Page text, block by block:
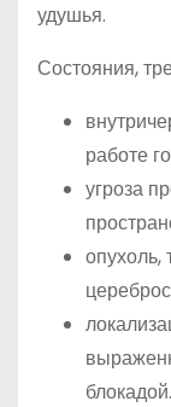
удушья.
Состояния,
работе
угроза
блокадой.